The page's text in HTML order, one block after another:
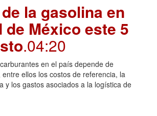
la gasolina en
de México este 5
.04:20
en el país depende de
ellos los costos de referencia, la
y los gastos asociados a la logística de